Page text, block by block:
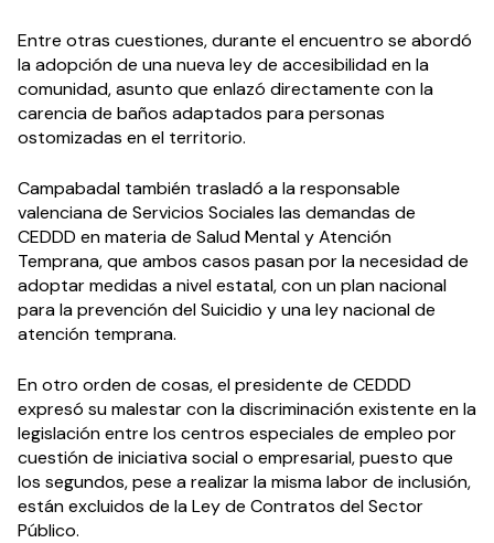
Entre otras cuestiones, durante el encuentro se abordó
la adopción de una nueva ley de accesibilidad en la
comunidad, asunto que enlazó directamente con la
carencia de baños adaptados para personas
ostomizadas en el territorio.
Campabadal también trasladó a la responsable
valenciana de Servicios Sociales las demandas de
CEDDD en materia de Salud Mental y Atención
Temprana, que ambos casos pasan por la necesidad de
adoptar medidas a nivel estatal, con un plan nacional
para la prevención del Suicidio y una ley nacional de
atención temprana.
En otro orden de cosas, el presidente de CEDDD
expresó su malestar con la discriminación existente en la
legislación entre los centros especiales de empleo por
cuestión de iniciativa social o empresarial, puesto que
los segundos, pese a realizar la misma labor de inclusión,
están excluidos de la Ley de Contratos del Sector
Público.